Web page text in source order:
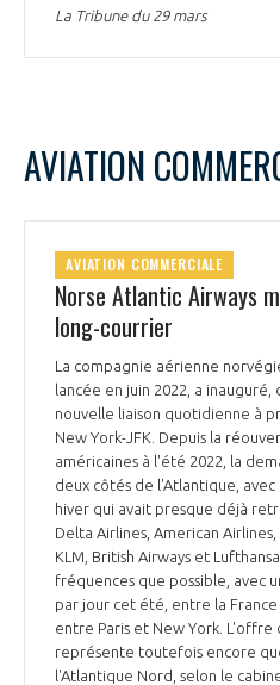
La Tribune du 29 mars
AVIATION
AVIATION COMMERCIALE
Norse Atlantic Airways
long-courrier
La compagnie aérienne
lancée en juin 2022, a inauguré,
nouvelle liaison quotidienne à
New York-JFK. Depuis la
américaines à l'été 2022, la
deux côtés de l'Atlantique,
hiver qui avait presque déjà
Delta Airlines, American
KLM, British Airways et
fréquences que possible, avec
par jour cet été, entre la France
entre Paris et New York. L'offre
représente toutefois encore
l'Atlantique Nord, selon le